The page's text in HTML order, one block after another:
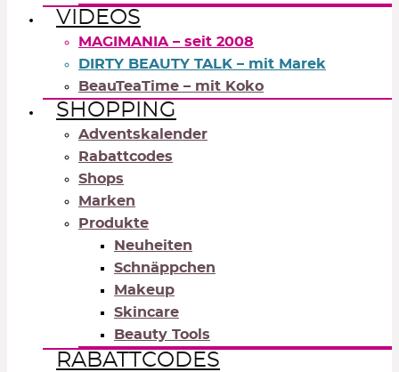
VIDEOS
MAGIMANIA – seit 2008
DIRTY BEAUTY TALK – mit Marek
BeauTeaTime – mit Koko
SHOPPING
Adventskalender
Rabattcodes
Shops
Marken
Produkte
Neuheiten
Schnäppchen
Makeup
Skincare
Beauty Tools
RABATTCODES